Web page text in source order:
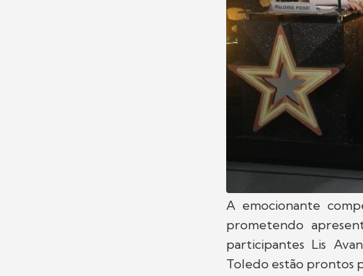
A emocionante
prometendo
participantes Lis
Toledo estão prontos